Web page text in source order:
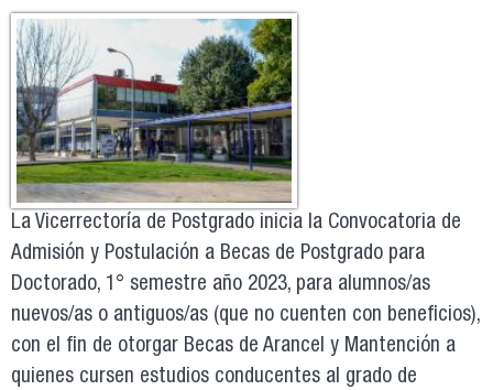
La Vicerrectoría de Postgrado inicia la Convocatoria de
Admisión y Postulación a Becas de Postgrado para
Doctorado, 1° semestre año 2023, para alumnos/as
nuevos/as o antiguos/as (que no cuenten con beneficios),
con el fin de otorgar Becas de Arancel y Mantención a
quienes cursen estudios conducentes al grado de